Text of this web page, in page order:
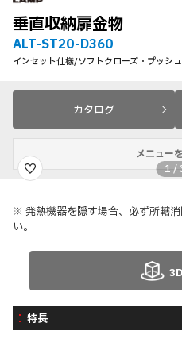
垂直収納扉金物
ALT-ST20-D360
インセット仕様/ソフトクローズ・プッシ
カタログ
メニュー
1 /
※ 発熱機器を隠す場合、必ず所轄
い。
特長